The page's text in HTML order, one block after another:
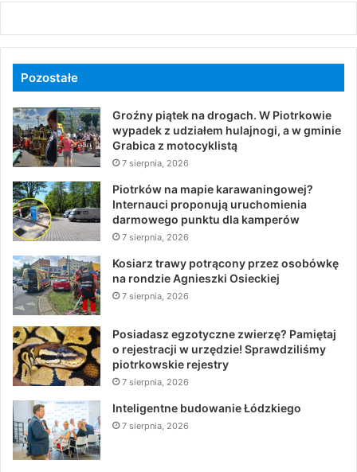
Pozostałe
Groźny piątek na drogach. W Piotrkowie
wypadek z udziałem hulajnogi, a w gminie
Grabica z motocyklistą
7 sierpnia, 2026
Piotrków na mapie karawaningowej?
Internauci proponują uruchomienia
darmowego punktu dla kamperów
7 sierpnia, 2026
Kosiarz trawy potrącony przez osobówkę
na rondzie Agnieszki Osieckiej
7 sierpnia, 2026
Posiadasz egzotyczne zwierzę? Pamiętaj
o rejestracji w urzędzie! Sprawdziliśmy
piotrkowskie rejestry
7 sierpnia, 2026
Inteligentne budowanie Łódzkiego
7 sierpnia, 2026